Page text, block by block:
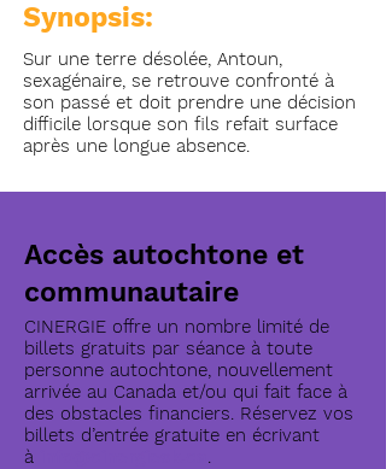
Synopsis:
Sur une terre désolée, Antoun,
sexagénaire, se retrouve confronté à
son passé et doit prendre une décision
difficile lorsque son fils refait surface
après une longue absence.
Accès autochtone et
communautaire
CINERGIE offre un nombre limité de
billets gratuits par séance à toute
personne autochtone, nouvellement
arrivée au Canada et/ou qui fait face à
des obstacles financiers. Réservez vos
billets d’entrée gratuite en écrivant
à
.